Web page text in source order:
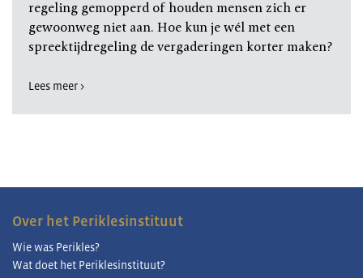
regeling gemopperd of houden mensen zich er
gewoonweg niet aan. Hoe kun je wél met een
spreektijdregeling de vergaderingen korter maken?
Lees meer >
Over het Periklesinstituut
Wie was Perikles?
Wat doet het Periklesinstituut?